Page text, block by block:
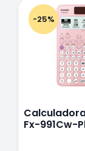
-25%
Fx-991Cw-